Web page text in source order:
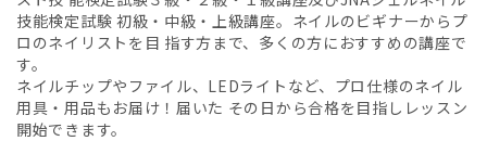
技能検定試験 初級・中級・上級講座。ネイルのビギナーからプ
ロのネイリストを目 指す方まで、多くの方におすすめの講座で
す。
ネイルチップやファイル、LEDライトなど、プロ仕様のネイル
用具・用品もお届け！届いた その日から合格を目指しレッスン
開始できます。